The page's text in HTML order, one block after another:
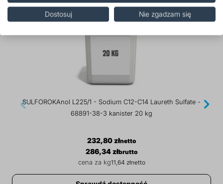
SULFOROKAnol L225/1 - Sodium C12-C14 Laureth Sulfate -
68891-38-3 kanister 20 kg
286,34 zł
232,80 zł
11,64 zł
Dostosuj Nie zgadzam się